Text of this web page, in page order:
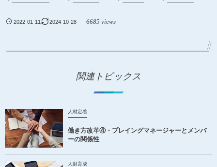
2022-01-11 2024-10-28 6685 views
関連トピックス
人材定着
働き方改革④・プレイングマネージャーとメンバ
ーの関係性
人財育成